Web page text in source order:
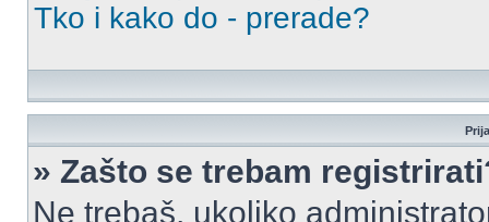
Tko i kako do - prerade?
» Zašto se trebam
Ne trebaš, ukoliko